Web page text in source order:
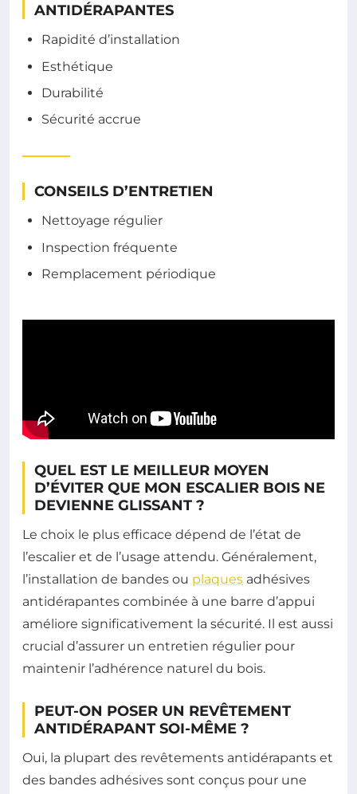
ANTIDÉRAPANTES
Rapidité d’installation
Esthétique
Durabilité
Sécurité accrue
CONSEILS D’ENTRETIEN
Nettoyage régulier
Inspection fréquente
Remplacement périodique
QUEL EST LE MEILLEUR MOYEN
D’ÉVITER QUE MON ESCALIER BOIS NE
DEVIENNE GLISSANT ?
Le choix le plus efficace dépend de l’état de
l’escalier et de l’usage attendu. Généralement,
l’installation de bandes ou plaques adhésives
antidérapantes combinée à une barre d’appui
améliore significativement la sécurité. Il est aussi
crucial d’assurer un entretien régulier pour
maintenir l’adhérence naturel du bois.
PEUT-ON POSER UN REVÊTEMENT
ANTIDÉRAPANT SOI-MÊME ?
Oui, la plupart des revêtements antidérapants et
des bandes adhésives sont conçus pour une